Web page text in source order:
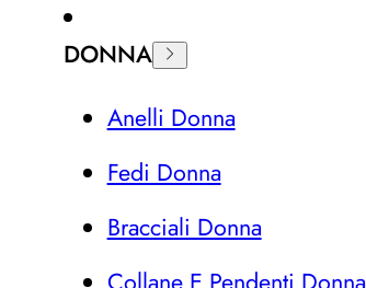
DONNA
Anelli Donna
Fedi Donna
Bracciali Donna